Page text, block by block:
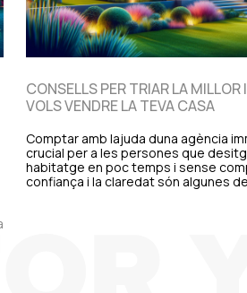
CONSELLS PER TRIAR LA
VOLS VENDRE LA TEVA CASA
Comptar amb lajuda duna agència
crucial per a les persones que
habitatge en poc temps i sense
confiança i la claredat són algunes